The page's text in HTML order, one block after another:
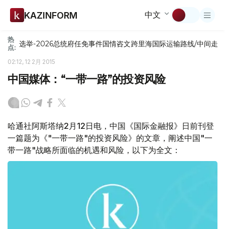
KAZINFORM 中文
热
点: 选举-2026总统府任免事件国情咨文跨里海国际运输路线/中间走廊
02:12, 12 2月 2015
中国媒体：“一带一路”的投资风险
哈通社阿斯塔纳2月12日电，中国《国际金融报》日前刊登
一篇题为《"一带一路"的投资风险》的文章，阐述中国"一
带一路"战略所面临的机遇和风险，以下为全文：